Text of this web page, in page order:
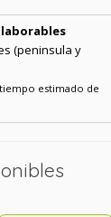
laborables
(peninsula y
estimado de